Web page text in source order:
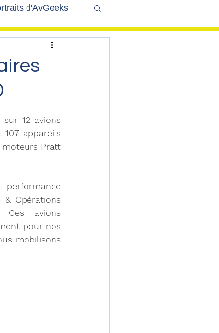
d'AvGeeks
Coté Coulisses
12 avions
appareils
moteurs Pratt
& Opérations
Ces avions
pour nos
mobilisons